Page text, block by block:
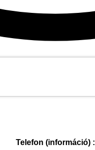
Telefon (információ) :